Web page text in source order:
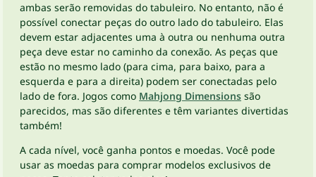
ambas serão removidas do tabuleiro. No entanto, não é
possível conectar peças do outro lado do tabuleiro. Elas
devem estar adjacentes uma à outra ou nenhuma outra
peça deve estar no caminho da conexão. As peças que
estão no mesmo lado (para cima, para baixo, para a
esquerda e para a direita) podem ser conectadas pelo
lado de fora. Jogos como Mahjong Dimensions são
parecidos, mas são diferentes e têm variantes divertidas
também!
A cada nível, você ganha pontos e moedas. Você pode
usar as moedas para comprar modelos exclusivos de